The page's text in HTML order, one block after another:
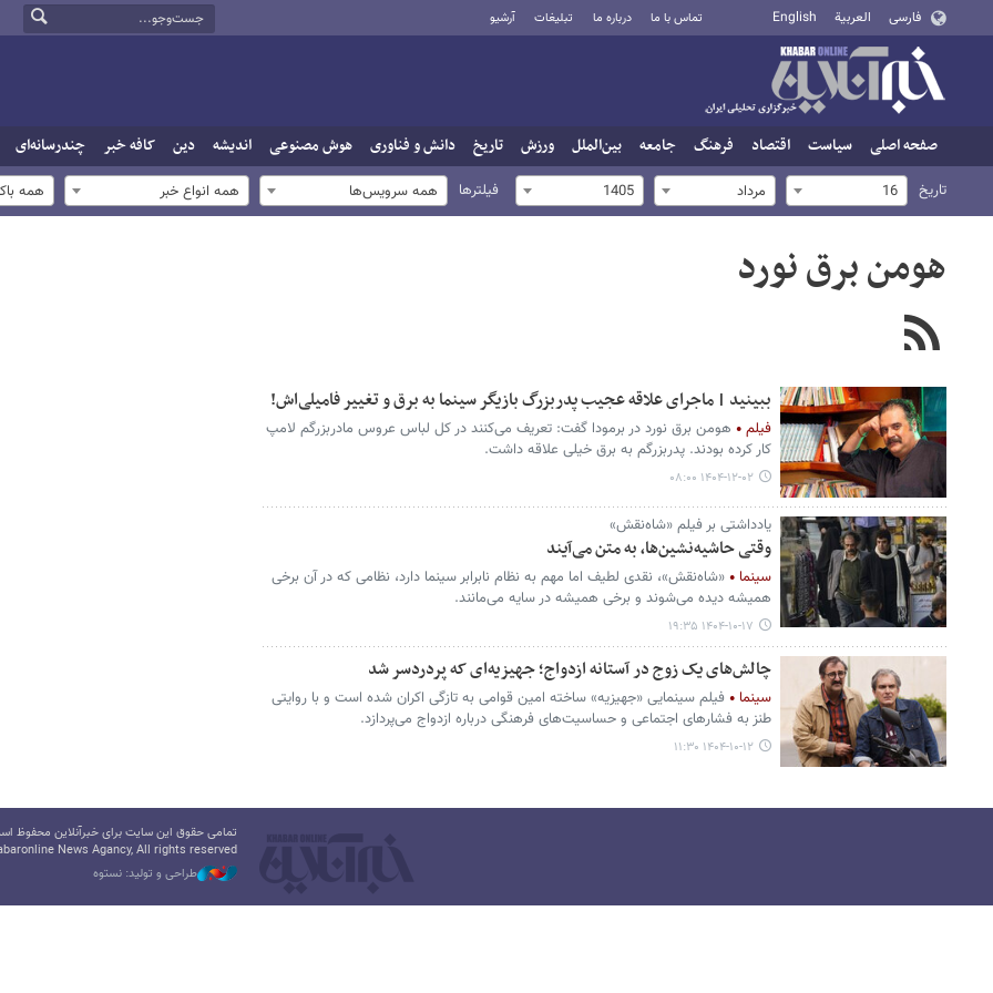
فارسی العربية English تماس با ما درباره ما تبلیغات آرشیو
صفحه اصلی سیاست اقتصاد فرهنگ جامعه بین‌الملل ورزش تاریخ دانش و فناوری هوش مصنوعی اندیشه دین کافه خبر چندرسانه‌ای
تاریخ 16 مرداد 1405 فیلترها همه سرویس‌ها همه انواع خبر همه
هومن برق نورد
ببینید | ماجرای علاقه عجیب پدربزرگ بازیگر سینما به برق و تغییر فامیلی‌اش!
فیلم
هومن برق نورد در برمودا گفت: تعریف می‌کنند در کل لباس عروس مادربزرگم لامپ
کار کرده بودند. پدربزرگم به برق خیلی علاقه داشت.
۱۴۰۴-۱۲-۰۲ ۰۸:۰۰
یادداشتی بر فیلم «شاه‌نقش»
وقتی حاشیه‌نشین‌ها، به متن می‌آیند
سینما
«شاه‌نقش»، نقدی لطیف اما مهم به نظام نابرابر سینما دارد، نظامی که در آن برخی
همیشه دیده می‌شوند و برخی همیشه در سایه می‌مانند.
۱۴۰۴-۱۰-۱۷ ۱۹:۳۵
چالش‌های یک زوج در آستانه ازدواج؛ جهیزیه‌ای که پردردسر شد
سینما
فیلم سینمایی «جهیزیه» ساخته امین قوامی به تازگی اکران شده است و با روایتی
طنز به فشارهای اجتماعی و حساسیت‌های فرهنگی درباره ازدواج می‌پردازد.
۱۴۰۴-۱۰-۱۲ ۱۱:۳۰
تمامی حقوق این سایت برای خبرآنلاین محفوظ
News Agancy, All rights reserved
طراحی و تولید: نستوه